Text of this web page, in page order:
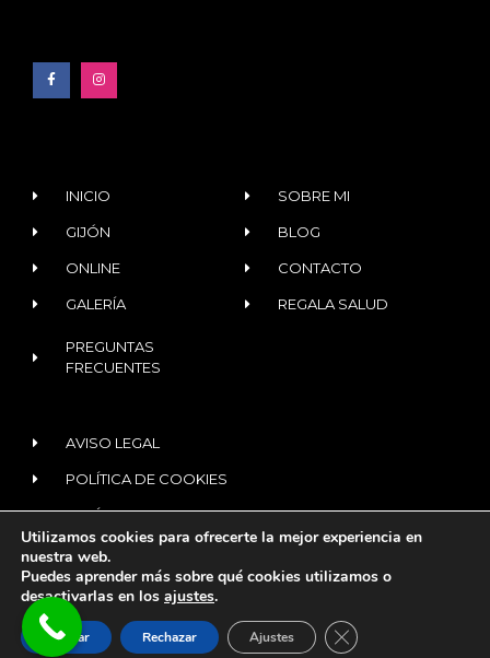
INICIO
GIJÓN
ONLINE
GALERÍA
PREGUNTAS
FRECUENTES
SOBRE MI
BLOG
CONTACTO
REGALA SALUD
AVISO LEGAL
POLÍTICA DE COOKIES
POLÍTICA DE PRIVACIDAD
© 2020 ALL RIGHTS RESERVED​
Diseñado con
asesoro
Utilizamos cookies para ofrecerte la mejor experiencia en
nuestra web.
Puedes aprender más sobre qué cookies utilizamos o
desactivarlas en los ajustes.
Aceptar Rechazar Ajustes CERRAR EL